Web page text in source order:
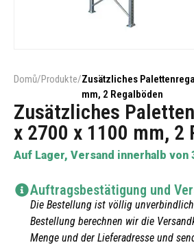
Domů/Produkte/Zusätzliches
mm, 2 Regalböden
Zusätzliches
x 2700 x 1100 mm, 2
Auf Lager, Versand innerhalb von
Auftragsbestätigung und
Die Bestellung ist völlig
Bestellung berechnen wir die
Menge und der Lieferadresse und